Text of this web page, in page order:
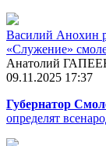
Василий Анохин
«Служение»
Анатолий
09.11.2025 17:37
Губернатор
определят